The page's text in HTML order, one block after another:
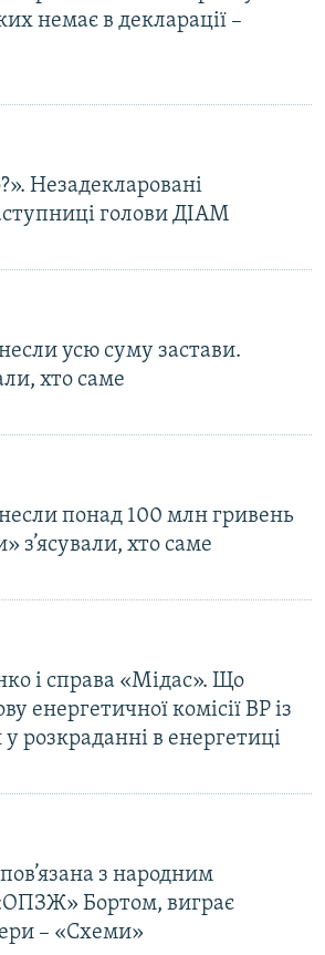
немає в декларації –
Незадекларовані
голови ДІАМ
усю суму застави.
хто саме
понад 100 млн гривень
з’ясували, хто саме
і справа «Мідас». Що
енергетичної комісії ВР із
розкраданні в енергетиці
з народним
Бортом, виграє
– «Схеми»